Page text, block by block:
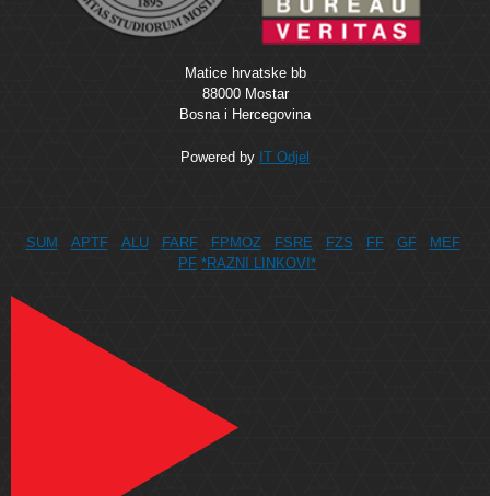
Matice hrvatske bb
88000 Mostar
Bosna i Hercegovina
Powered by IT Odjel
SUM APTF ALU FARF FPMOZ FSRE FZS FF GF
MEF
PF *RAZNI LINKOVI*